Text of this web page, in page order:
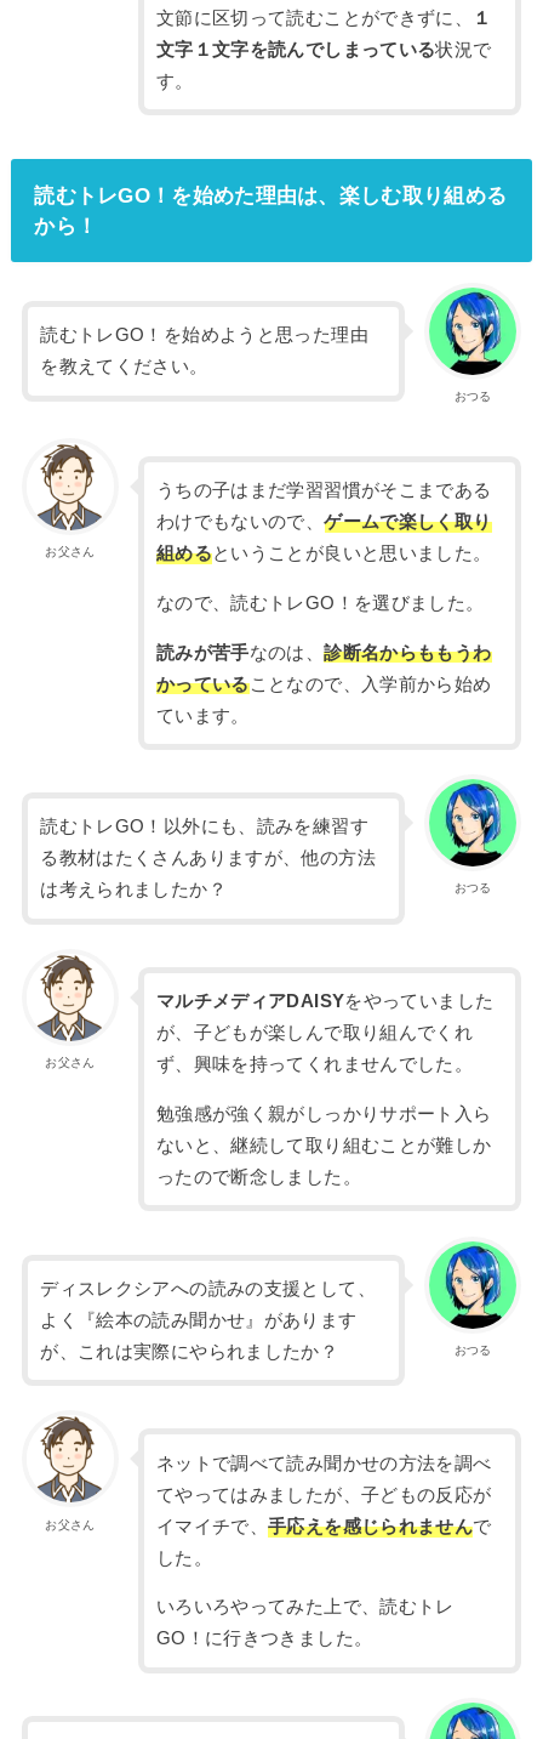
文節に区切って読むことができずに、
１
文字１文字を読んでしまっている状況で
す。
読むトレGO！を始めた理由は、楽しむ取り組める
から！
おつる
読むトレGO！を始めようと思った理由
を教えてください。
お父さん
うちの子はまだ学習習慣がそこまである
わけでもないので、ゲームで楽しく取り
組めるということが良いと思いました。
なので、読むトレGO！を選びました。
読みが苦手なのは、診断名からももうわ
かっていることなので、入学前から始め
ています。
おつる
読むトレGO！以外にも、読みを練習す
る教材はたくさんありますが、他の方法
は考えられましたか？
お父さん
マルチメディアDAISYをやっていました
が、子どもが楽しんで取り組んでくれ
ず、興味を持ってくれませんでした。
勉強感が強く親がしっかりサポート入ら
ないと、継続して取り組むことが難しか
ったので断念しました。
おつる
ディスレクシアへの読みの支援として、
よく『絵本の読み聞かせ』があります
が、これは実際にやられましたか？
お父さん
ネットで調べて読み聞かせの方法を調べ
てやってはみましたが、子どもの反応が
イマイチで、手応えを感じられませんで
した。
いろいろやってみた上で、読むトレ
GO！に行きつきました。